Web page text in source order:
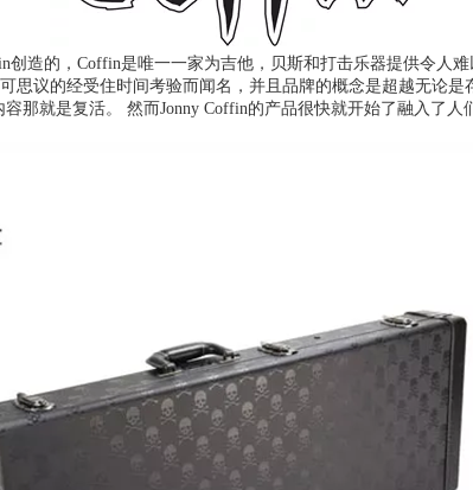
创造的，Coffin是唯一一家为吉他，贝斯和打击乐器提供令人
思议的经受住时间考验而闻名，并且品牌的概念是超越无论是
那就是复活。 然而Jonny Coffin的产品很快就开始了融入了人